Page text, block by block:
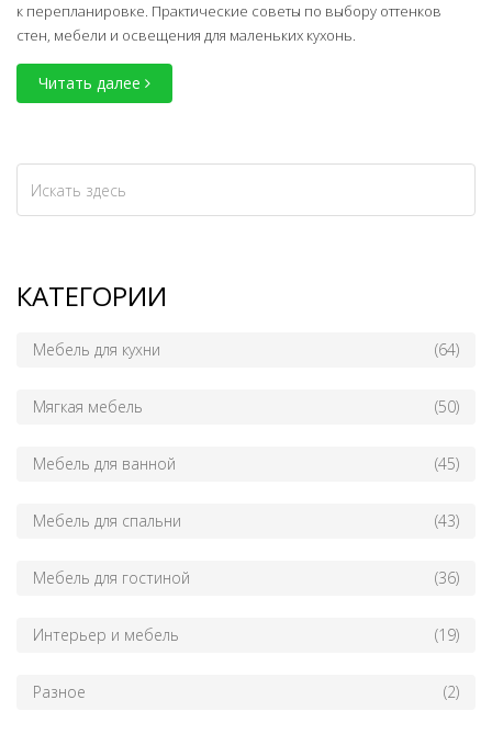
к перепланировке. Практические советы по выбору оттенков
стен, мебели и освещения для маленьких кухонь.
Читать далее
КАТЕГОРИИ
Мебель для кухни (64)
Мягкая мебель (50)
Мебель для ванной (45)
Мебель для спальни (43)
Мебель для гостиной (36)
Интерьер и мебель (19)
Разное (2)